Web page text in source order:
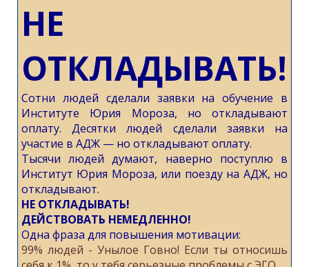
НЕ
ОТКЛАДЫВАТЬ!
Сотни людей сделали заявки на обучение в
Институте Юрия Мороза, но откладывают
оплату. Десятки людей сделали заявки на
участие в АДЖ — но откладывают оплату.
Тысячи людей думают, наверно поступлю в
Институт Юрия Мороза, или поезду на АДЖ, но
откладывают.
НЕ ОТКЛАДЫВАТЬ!
ДЕЙСТВОВАТЬ НЕМЕДЛЕННО!
Одна фраза для повышения мотивации:
99% людeй - Унылoе Говно! Eсли ты отноcишь